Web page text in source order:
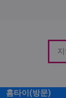
홈타이(방문)